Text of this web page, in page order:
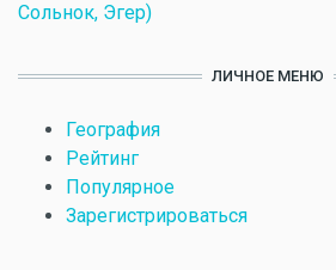
Сольнок, Эгер)
ЛИЧНОЕ МЕНЮ
География
Рейтинг
Популярное
Зарегистрироваться